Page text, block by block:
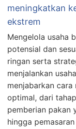
meningkatkan
ekstrem
Mengelola usaha
potensial dan
ringan serta
menjalankan
menjabarkan
optimal, dari
pemberian pakan
hingga